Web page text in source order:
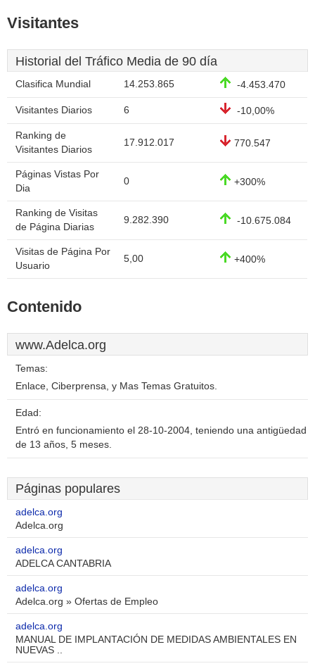
Visitantes
Historial del Tráfico Media de 90 día
Clasifica Mundial 14.253.865 -4.453.470
Visitantes Diarios 6 -10,00%
Ranking de
Visitantes Diarios
17.912.017 770.547
Páginas Vistas Por
Dia
0 +300%
Ranking de Visitas
de Página Diarias
9.282.390 -10.675.084
Visitas de Página Por
Usuario
5,00 +400%
Contenido
www.Adelca.org
Temas:
Enlace, Ciberprensa, y Mas Temas Gratuitos.
Edad:
Entró en funcionamiento el 28-10-2004, teniendo una antigüedad
de 13 años, 5 meses.
Páginas populares
adelca.org
Adelca.org
adelca.org
ADELCA CANTABRIA
adelca.org
Adelca.org » Ofertas de Empleo
adelca.org
MANUAL DE IMPLANTACIÓN DE MEDIDAS AMBIENTALES EN
NUEVAS ..